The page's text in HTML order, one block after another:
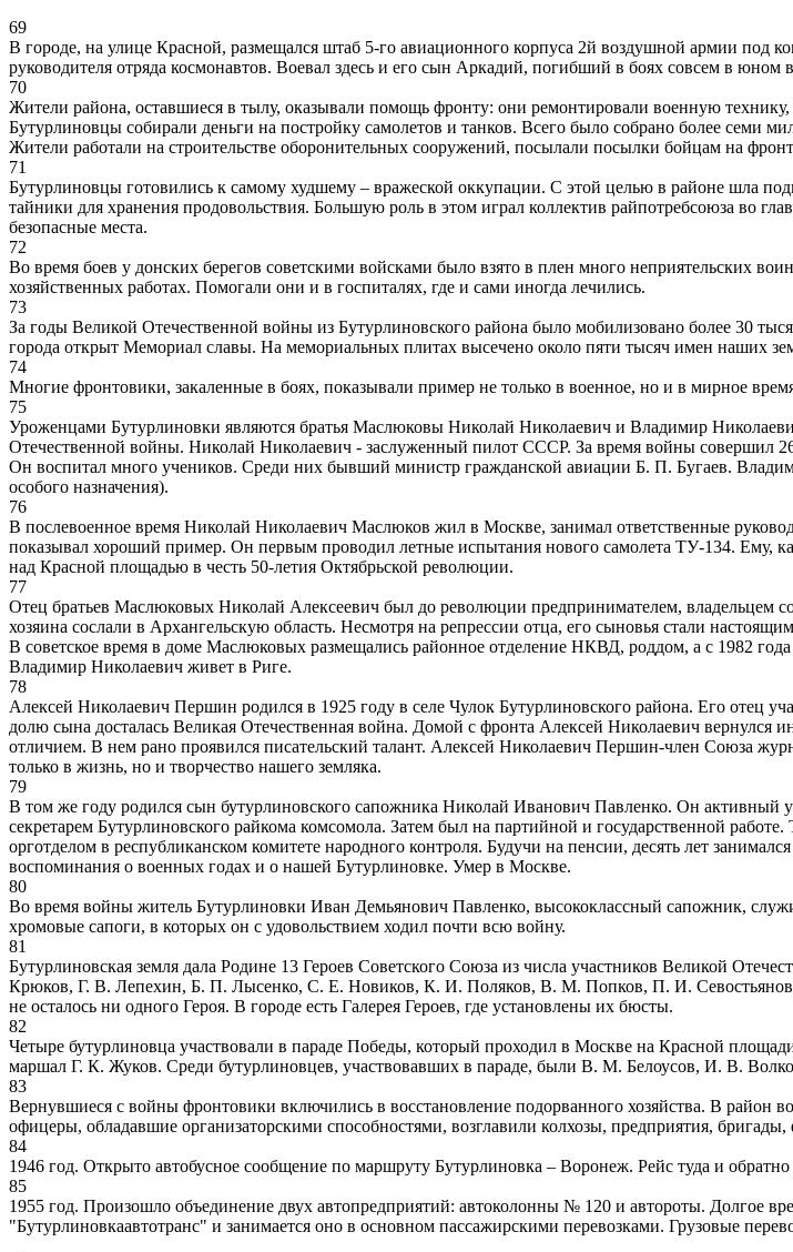
69
В городе, на улице Красной, размещался штаб 5-го авиационного корпуса 2й воздушной армии под
руководителя отряда космонавтов. Воевал здесь и его сын Аркадий, погибший в боях совсем в юном
70
Жители района, оставшиеся в тылу, оказывали помощь фронту: они ремонтировали военную
Бутурлиновцы собирали деньги на постройку самолетов и танков. Всего было собрано более семи
Жители работали на строительстве оборонительных сооружений, посылали посылки бойцам на
71
Бутурлиновцы готовились к самому худшему – вражеской оккупации. С этой целью в районе шла
тайники для хранения продовольствия. Большую роль в этом играл коллектив райпотребсоюза во
безопасные места.
72
Во время боев у донских берегов советскими войсками было взято в плен много неприятельских
хозяйственных работах. Помогали они и в госпиталях, где и сами иногда лечились.
73
За годы Великой Отечественной войны из Бутурлиновского района было мобилизовано более 30
города открыт Мемориал славы. На мемориальных плитах высечено около пяти тысяч имен наших
74
Многие фронтовики, закаленные в боях, показывали пример не только в военное, но и в мирное
75
Уроженцами Бутурлиновки являются братья Маслюковы Николай Николаевич и Владимир
Отечественной войны. Николай Николаевич - заслуженный пилот СССР. За время войны совершил
Он воспитал много учеников. Среди них бывший министр гражданской авиации Б. П. Бугаев.
особого назначения).
76
В послевоенное время Николай Николаевич Маслюков жил в Москве, занимал ответственные
показывал хороший пример. Он первым проводил летные испытания нового самолета ТУ-134. Ему,
над Красной площадью в честь 50-летия Октябрьской революции.
77
Отец братьев Маслюковых Николай Алексеевич был до революции предпринимателем, владельцем
хозяина сослали в Архангельскую область. Несмотря на репрессии отца, его сыновья стали
В советское время в доме Маслюковых размещались районное отделение НКВД, роддом, а с 1982
Владимир Николаевич живет в Риге.
78
Алексей Николаевич Першин родился в 1925 году в селе Чулок Бутурлиновского района. Его отец
долю сына досталась Великая Отечественная война. Домой с фронта Алексей Николаевич
отличием. В нем рано проявился писательский талант. Алексей Николаевич Першин-член Союза
только в жизнь, но и творчество нашего земляка.
79
В том же году родился сын бутурлиновского сапожника Николай Иванович Павленко. Он
секретарем Бутурлиновского райкома комсомола. Затем был на партийной и государственной
орготделом в республиканском комитете народного контроля. Будучи на пенсии, десять лет
воспоминания о военных годах и о нашей Бутурлиновке. Умер в Москве.
80
Во время войны житель Бутурлиновки Иван Демьянович Павленко, высококлассный сапожник,
хромовые сапоги, в которых он с удовольствием ходил почти всю войну.
81
Бутурлиновская земля дала Родине 13 Героев Советского Союза из числа участников Великой
Крюков, Г. В. Лепехин, Б. П. Лысенко, С. Е. Новиков, К. И. Поляков, В. М. Попков, П. И.
не осталось ни одного Героя. В городе есть Галерея Героев, где установлены их бюсты.
82
Четыре бутурлиновца участвовали в параде Победы, который проходил в Москве на Красной
маршал Г. К. Жуков. Среди бутурлиновцев, участвовавших в параде, были В. М. Белоусов, И. В.
83
Вернувшиеся с войны фронтовики включились в восстановление подорванного хозяйства. В район
офицеры, обладавшие организаторскими способностями, возглавили колхозы, предприятия,
84
1946 год. Открыто автобусное сообщение по маршруту Бутурлиновка – Воронеж. Рейс туда и
85
1955 год. Произошло объединение двух автопредприятий: автоколонны № 120 и автороты. Долгое
"Бутурлиновкаавтотранс" и занимается оно в основном пассажирскими перевозками. Грузовые